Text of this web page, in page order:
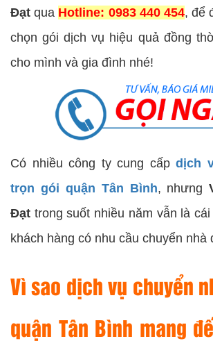
Đạt qua Hotline: 0983 440 454, để
chọn gói dịch vụ hiệu quả đồng
cho mình và gia đình nhé!
Có nhiều công ty cung cấpdịch
trọn gói quận Tân Bình, nhưng
Đạt trong suốt nhiều năm vẫn là
khách hàng có nhu cầu chuyển nhà
Vì sao dịch vụ chuyển
quận Tân Bình mang